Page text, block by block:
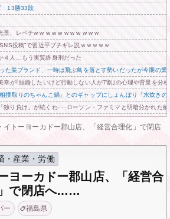
13勝33敗
景、レベチw w w w w w w w w w w
投稿”で習近平ブチギレ説ｗｗｗｗｗ
４人…もう実質終身刑だった
た某ブランド、一時は飛ぶ鳥を落とす勢いだったが今期の
幸が｢結婚したいけど行動しない人が7割｣の心理や背景を分
撲取りのちゃんこ鍋」とのギャップにしょんぼり「水炊き
独り負け」が続くわ･･･ローソン・ファミマと明暗分かれた
イトーヨーカドー郡山店、「経営合理化」で閉店
・産業・労働
ヨーカドー郡山店、「経営合
で閉店へ……
ー 福島県